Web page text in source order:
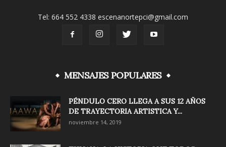
Tel: 664 552 4338 escenanortepci@gmail.com
MENSAJES POPULARES
PÉNDULO CERO LLEGA A SUS 12 AÑOS
DE TRAYECTORIA ARTISTICA Y...
noviembre 14, 2019